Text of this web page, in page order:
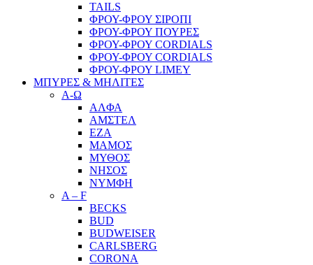
TAILS
ΦΡΟΥ-ΦΡΟΥ ΣΙΡΟΠΙ
ΦΡΟΥ-ΦΡΟΥ ΠΟΥΡΕΣ
ΦΡΟΥ-ΦΡΟΥ CORDIALS
ΦΡΟΥ-ΦΡΟΥ CORDIALS
ΦΡΟΥ-ΦΡΟΥ LIMEY
ΜΠΥΡΕΣ & ΜΗΛΙΤΕΣ
Α-Ω
ΑΛΦΑ
ΑΜΣΤΕΛ
ΕΖΑ
ΜΑΜΟΣ
ΜΥΘΟΣ
ΝΗΣΟΣ
ΝΥΜΦΗ
A – F
BECKS
BUD
BUDWEISER
CARLSBERG
CORONA